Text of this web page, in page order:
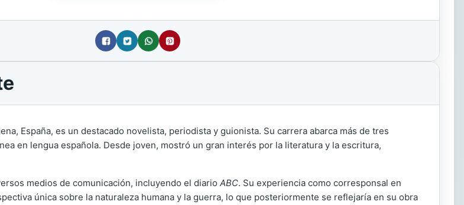
España, es un destacado novelista, periodista y guionista. Su carrera abarca más de tres
en lengua española. Desde joven, mostró un gran interés por la literatura y la escritura,
medios de comunicación, incluyendo el diario ABC. Su experiencia como corresponsal en
única sobre la naturaleza humana y la guerra, lo que posteriormente se reflejaría en su obra